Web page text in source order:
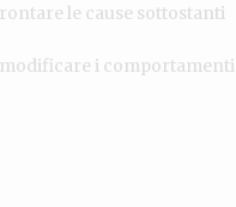
le cause sottostanti
i comportamenti